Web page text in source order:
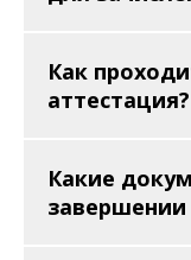
Как
аттестация?
Какие
завершении